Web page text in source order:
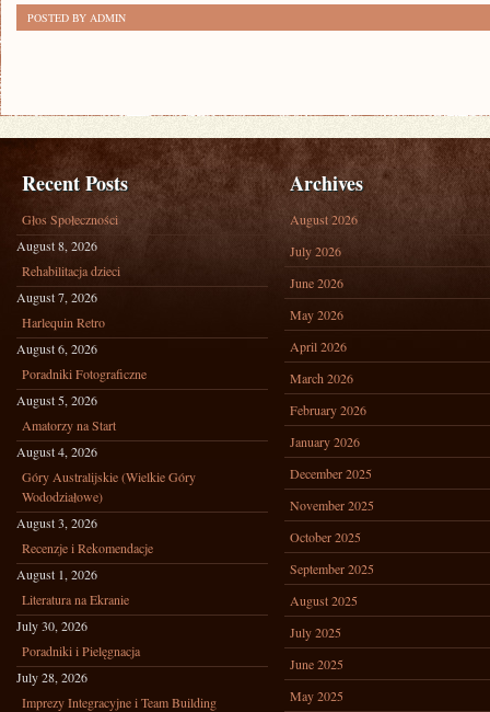
POSTED BY ADMIN
Recent Posts
Głos Społeczności
August 8, 2026
Rehabilitacja dzieci
August 7, 2026
Harlequin Retro
August 6, 2026
Poradniki Fotograficzne
August 5, 2026
Amatorzy na Start
August 4, 2026
Góry Australijskie (Wielkie Góry
Wododziałowe)
August 3, 2026
Recenzje i Rekomendacje
August 1, 2026
Literatura na Ekranie
July 30, 2026
Poradniki i Pielęgnacja
July 28, 2026
Imprezy Integracyjne i Team Building
Archives
August 2026
July 2026
June 2026
May 2026
April 2026
March 2026
February 2026
January 2026
December 2025
November 2025
October 2025
September 2025
August 2025
July 2025
June 2025
May 2025